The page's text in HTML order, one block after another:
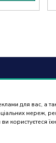
для вас,
до